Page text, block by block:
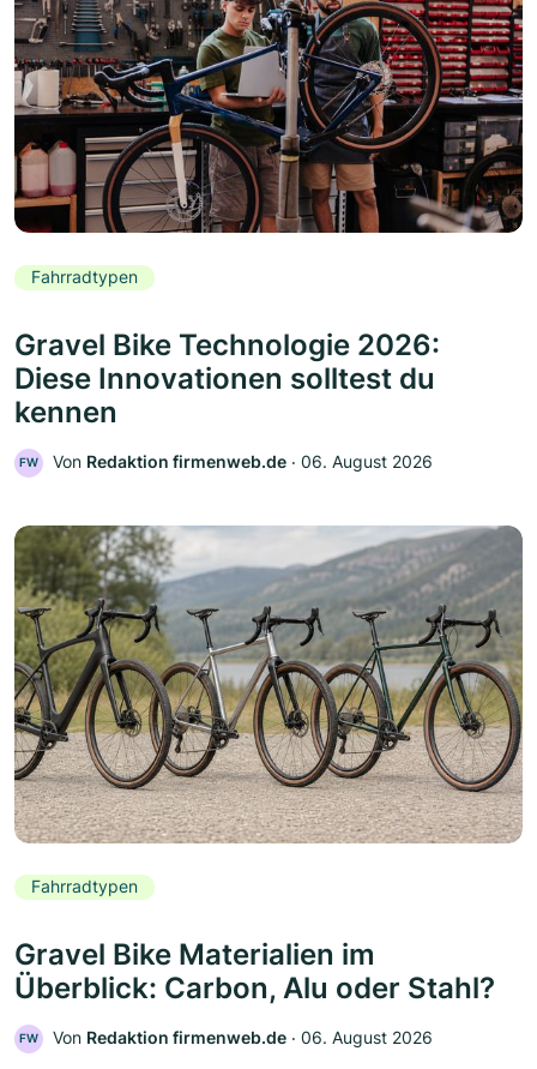
Fahrradtypen
Gravel Bike Technologie 2026:
Diese Innovationen solltest du
kennen
FW Von Redaktion firmenweb.de ‧ 06. August 2026
Fahrradtypen
Gravel Bike Materialien im
Überblick: Carbon, Alu oder Stahl?
FW Von Redaktion firmenweb.de ‧ 06. August 2026